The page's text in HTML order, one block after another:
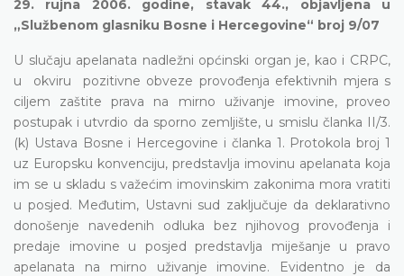
29. rujna 2006. godine, stavak 44., objavljena u
„Službenom glasniku Bosne i Hercegovine“ broj 9/07
U slučaju apelanata nadležni općinski organ je, kao i CRPC,
u okviru pozitivne obveze provođenja efektivnih mjera s
ciljem zaštite prava na mirno uživanje imovine, proveo
postupak i utvrdio da sporno zemljište, u smislu članka II/3.
(k) Ustava Bosne i Hercegovine i članka 1. Protokola broj 1
uz Europsku konvenciju, predstavlja imovinu apelanata koja
im se u skladu s važećim imovinskim zakonima mora vratiti
u posjed. Međutim, Ustavni sud zaključuje da deklarativno
donošenje navedenih odluka bez njihovog provođenja i
predaje imovine u posjed predstavlja miješanje u pravo
apelanata na mirno uživanje imovine. Evidentno je da